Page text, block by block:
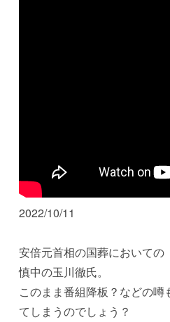
2022/10/11
安倍元首相の国葬においての
慎中の玉川徹氏。
このまま番組降板？などの噂
てしまうのでしょう？